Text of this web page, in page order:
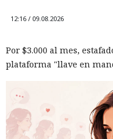
12:16 / 09.08.2026
Por $3.000 al mes,
plataforma "llave en